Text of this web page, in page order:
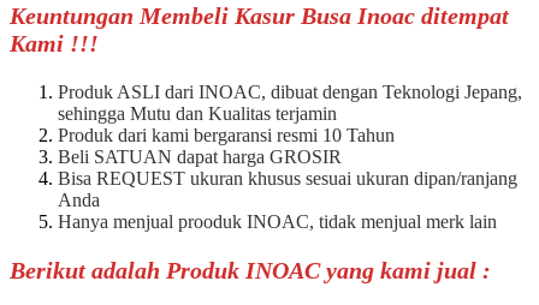
Keuntungan Membeli Kasur Busa Inoac ditempat
Kami !!!
Produk ASLI dari INOAC, dibuat dengan Teknologi Jepang,
sehingga Mutu dan Kualitas terjamin
Produk dari kami bergaransi resmi 10 Tahun
Beli SATUAN dapat harga GROSIR
Bisa REQUEST ukuran khusus sesuai ukuran dipan/ranjang
Anda
Hanya menjual prooduk INOAC, tidak menjual merk lain
Berikut adalah Produk INOAC yang kami jual :